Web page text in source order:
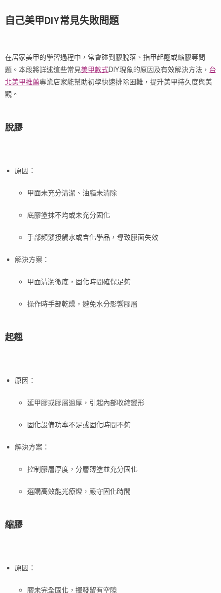
自己美甲DIY常見失敗問題
在居家美甲的學習過程中，常會碰到膠脫落、指甲起翹或縮膠等問
題。本段將詳述這些常見美甲款式DIY現象的原因及有效解決方法， 台
北美甲推薦專業店家能幫助初學快速排除困難，提升美甲持久度與美
觀。
脫膠
原因：
甲面未充分清潔、油脂未清除
底膠塗抹不均或未充分固化
手部頻繁接觸水或含化學品，導致膠面失效
解決方案：
甲面清潔徹底，固化時間確保足夠
操作時手部乾燥，避免水分影響膠層
起翹
原因：
延甲膠或膠層過厚，引起內部收縮變形
固化設備功率不足或固化時間不夠
解決方案：
控制膠層厚度，分層薄塗並充分固化
選購高效能光療燈，嚴守固化時間
縮膠
原因：
膠未完全固化，揮發留有空隙